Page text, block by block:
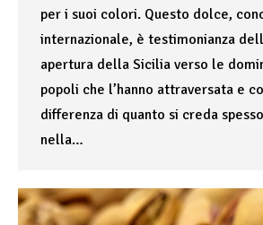
per i suoi colori. Questo dolce,
internazionale, è testimonianza
apertura della Sicilia verso le
popoli che l’hanno attraversata e
differenza di quanto si creda
nella…